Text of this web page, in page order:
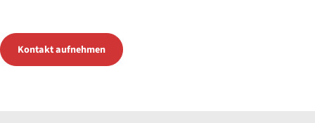
Kontakt aufnehmen